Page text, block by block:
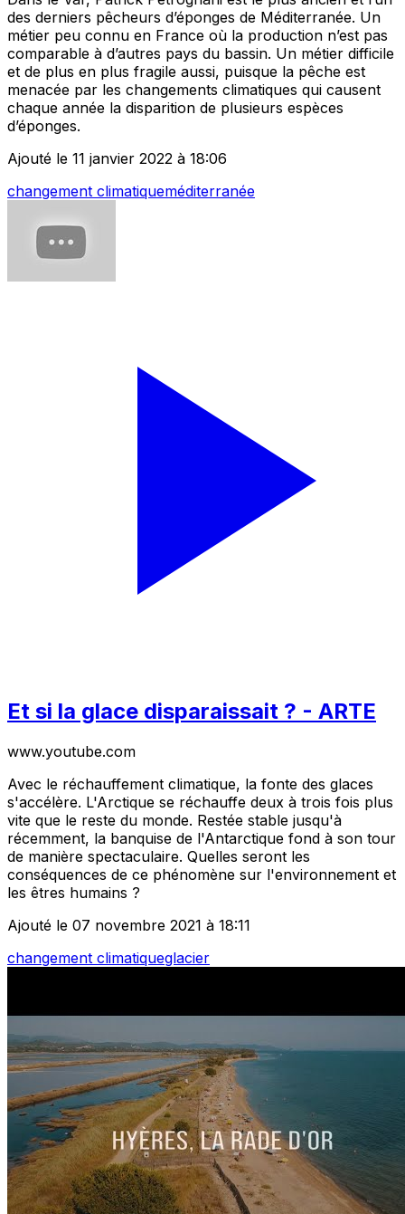
des derniers pêcheurs d’éponges de Méditerranée. Un
métier peu connu en France où la production n’est pas
comparable à d’autres pays du bassin. Un métier difficile
et de plus en plus fragile aussi, puisque la pêche est
menacée par les changements climatiques qui causent
chaque année la disparition de plusieurs espèces
d’éponges.
Ajouté le 11 janvier 2022 à 18:06
changement climatiqueméditerranée
Et si la glace disparaissait ? - ARTE
www.youtube.com
Avec le réchauffement climatique, la fonte des glaces
s'accélère. L'Arctique se réchauffe deux à trois fois plus
vite que le reste du monde. Restée stable jusqu'à
récemment, la banquise de l'Antarctique fond à son tour
de manière spectaculaire. Quelles seront les
conséquences de ce phénomène sur l'environnement et
les êtres humains ?
Ajouté le 07 novembre 2021 à 18:11
changement climatiqueglacier